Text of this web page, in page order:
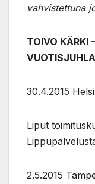
vahvistettuna
TOIVO KÄRKI
30.4.2015
Liput
2.5.2015